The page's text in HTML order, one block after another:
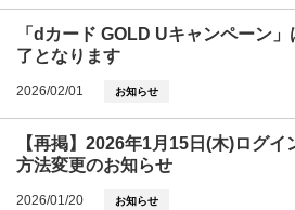
「dカード GOLD Uキャンペーン
了となります
2026/02/01 お知らせ
【再掲】2026年1月15日(木)ログ
方法変更のお知らせ
2026/01/20 お知らせ